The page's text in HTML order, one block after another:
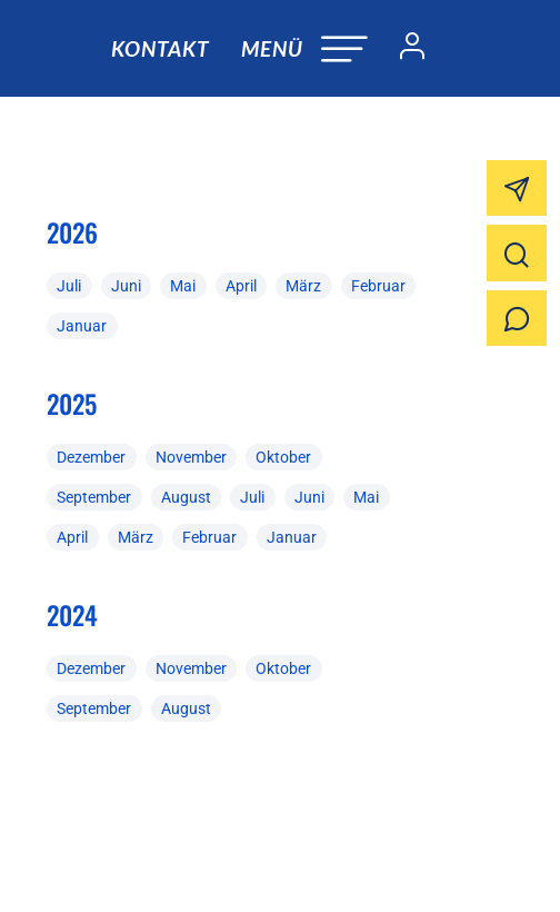
KONTAKT MENÜ
2026
Juli Juni Mai April März Februar
Januar
2025
Dezember November Oktober
September August Juli Juni Mai
April März Februar Januar
2024
Dezember November Oktober
September August